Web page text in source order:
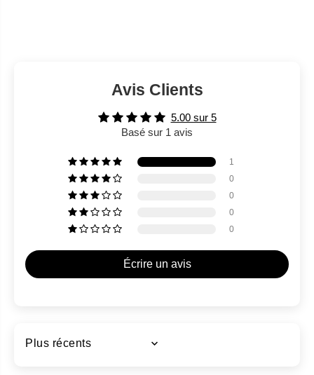
Avis Clients
5.00 sur 5
Basé sur 1 avis
1
0
0
0
0
Écrire un avis
Sort by